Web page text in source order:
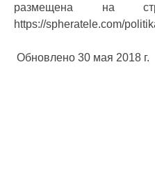
размещена на
https://spheratele.com/
Обновлено 30 мая 2018 г.